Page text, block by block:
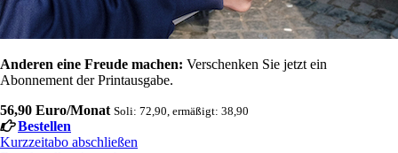
Anderen eine Freude machen: Verschenken Sie jetzt ein
Abonnement der Printausgabe.
56,90 Euro/Monat Soli: 72,90, ermäßigt: 38,90
Bestellen
Kurzzeitabo abschließen